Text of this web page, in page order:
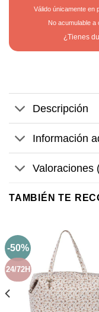
Válido únicamente en
No acumulable a
¿Tienes
Descripción
Información
Valoraciones
TAMBIÉN TE
-50%
24/72H